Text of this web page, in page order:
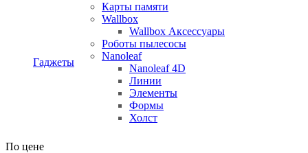
Гаджеты
Карты памяти
Wallbox
Wallbox Аксессуары
Роботы пылесосы
Nanoleaf
Nanoleaf 4D
Линии
Элементы
Формы
Холст
По цене